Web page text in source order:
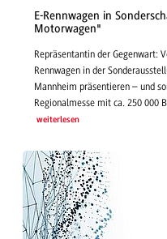
E-Rennwagen in
Motorwagen"
Repräsentantin der Gegenwart:
Rennwagen in der
Mannheim präsentieren – und
Regionalmesse mit ca. 250 000
weiterlesen